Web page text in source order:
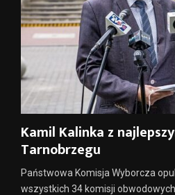
Kamil Kalinka z
Tarnobrzegu
Państwowa Komisja Wyborcza
wszystkich 34 komisji